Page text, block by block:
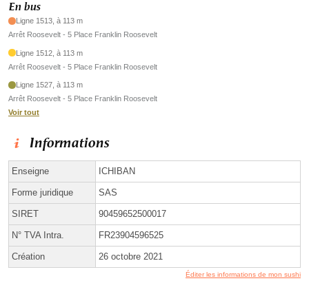
En bus
Ligne 1513, à 113 m
Arrêt Roosevelt - 5 Place Franklin Roosevelt
Ligne 1512, à 113 m
Arrêt Roosevelt - 5 Place Franklin Roosevelt
Ligne 1527, à 113 m
Arrêt Roosevelt - 5 Place Franklin Roosevelt
Voir tout
Informations
Enseigne ICHIBAN
Forme juridique SAS
SIRET 90459652500017
N° TVA Intra. FR23904596525
Création 26 octobre 2021
Éditer les informations de mon sushi